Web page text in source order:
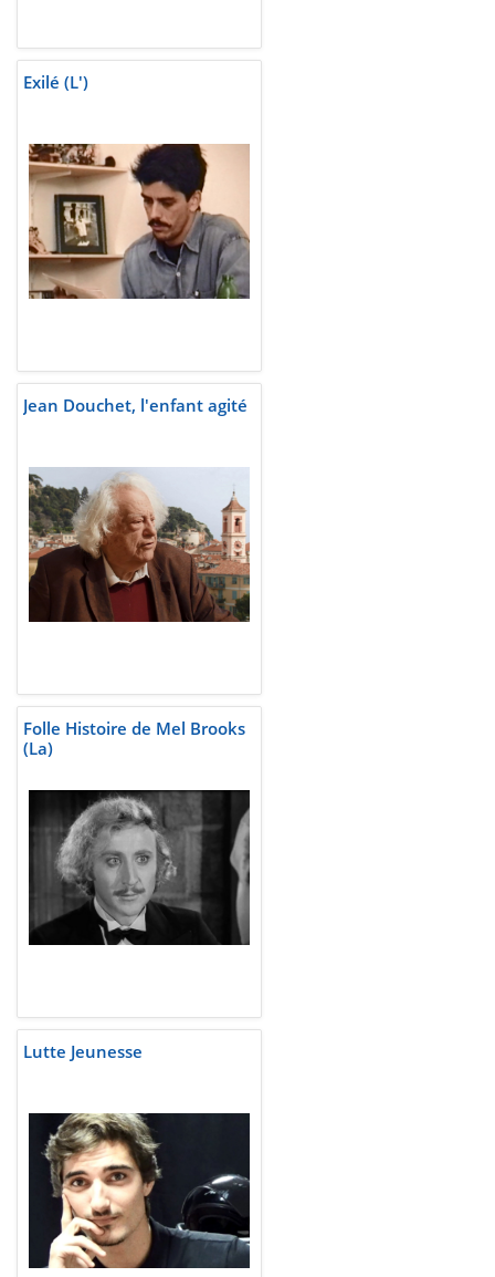
Exilé (L')
Jean Douchet, l'enfant agité
Folle Histoire de Mel Brooks
(La)
Lutte Jeunesse